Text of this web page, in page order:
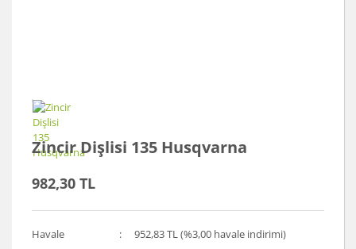
Zincir Dişlisi 135 Husqvarna
982,30 TL
Havale 952,83 TL (%3,00 havale indirimi)